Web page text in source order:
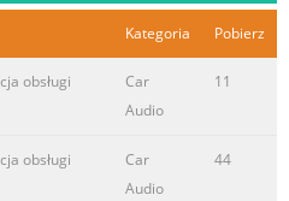
Please keep the
na stronie nr. 3
Kategoria Pobierz
obsługi
Car
Audio
11
obsługi
Car
Audio
44